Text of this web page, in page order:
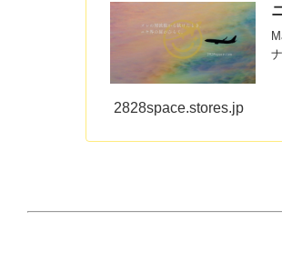
2828space.stores.jp